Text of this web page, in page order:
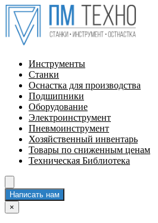
Инструменты
Станки
Оснастка для производства
Подшипники
Оборудование
Электроинструмент
Пневмоинструмент
Хозяйственный инвентарь
Товары по сниженным ценам
Техническая Библиотека
Написать нам
×